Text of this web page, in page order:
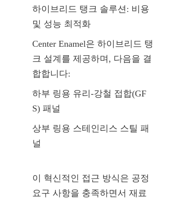
하이브리드 탱크 솔루션: 비용
및 성능 최적화
Center Enamel은 하이브리드 탱
크 설계를 제공하며, 다음을 결
합합니다:
하부 링용 유리-강철 접합(GF
S) 패널
상부 링용 스테인리스 스틸 패
널
이 혁신적인 접근 방식은 공정
요구 사항을 충족하면서 재료